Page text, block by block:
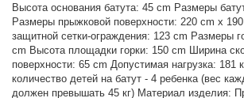
Высота основания батута: 45 cm Размеры
Размеры прыжковой поверхности: 220 cm x
защитной сетки-ограждения: 123 cm Размеры
cm Высота площадки горки: 150 cm Ширина
поверхности: 65 cm Допустимая нагрузка: 181
количество детей на батут - 4 ребенка (вес
должен превышать 45 кг) Материал изделия: